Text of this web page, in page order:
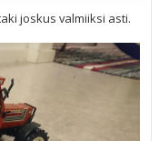
joskus valmiiksi asti.